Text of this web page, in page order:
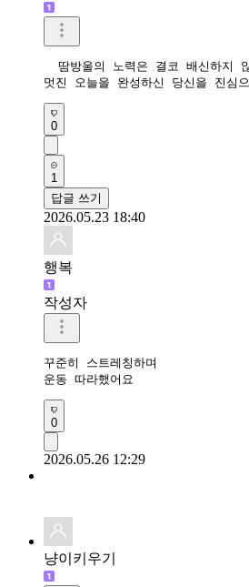
땀방울의 노력은 결코 배신하지
멋진 오늘을 완성하신 당신을 진심
0
1
답글 쓰기
2026.05.23 18:40
행복
작성자
꾸준히 스트레칭하며
운동 따라했어요
0
2026.05.26 12:29
냥이키우기